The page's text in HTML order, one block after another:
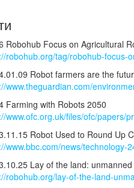
Robohub Focus on Agricultural
robohub.org/tag/robohub-focus-
Robot farmers are the
www.theguardian.com/
Farming with Robots 2050
www.ofc.org.uk/files/ofc/papers/
Robot Used to Round Up
www.bbc.com/news/technology-
Lay of the land:
robohub.org/lay-of-the-land-